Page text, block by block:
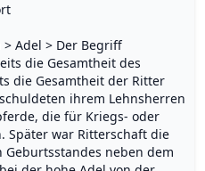
Adel > Der Begriff
die Gesamtheit des
die Gesamtheit der Ritter
ihrem Lehnsherren
die für Kriegs- oder
Später war Ritterschaft die
neben dem